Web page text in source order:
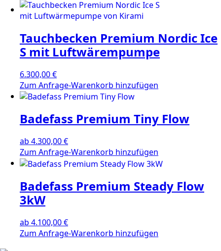
Tauchbecken Premium Nordic Ice
S mit Luftwärempumpe
6.300,00€
Zum Anfrage-Warenkorb hinzufügen
Badefass Premium Tiny Flow
ab 4.300,00€
Zum Anfrage-Warenkorb hinzufügen
Produkt
mehrere
Varianten
können
Badefass Premium Steady Flow
3kW
ab 4.100,00€
Zum Anfrage-Warenkorb hinzufügen